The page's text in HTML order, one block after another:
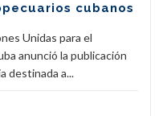
cubanos
Unidas para el
anunció la publicación
destinada a...